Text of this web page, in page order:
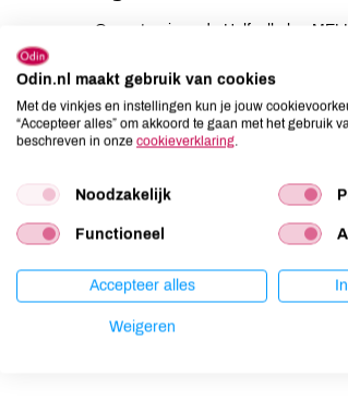
Gepasteuriseerde Halfvolle
(MAISzetmeel* en pectine), ,
cremoris, Leuconostoc ssp.),
Allergenen
niet aanwezig
Gluten
kan
Lactose
aanwezig
Lupine
niet
Mosterd
Odin.nl maakt gebruik van cookies
Met de vinkjes en instellingen kun je jouw
“Accepteer alles” om akkoord te gaan met het gebruik
beschreven in onze cookieverklaring.
Noodzakelijk
Functioneel
Accepteer alles
Weigeren